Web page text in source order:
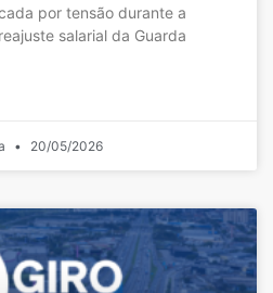
por tensão durante a
salarial da Guarda
20/05/2026